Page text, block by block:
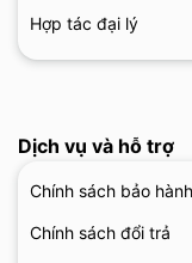
Hợp tác đại lý
Dịch vụ và hỗ trợ
Chính sách bảo hành
Chính sách đổi trả